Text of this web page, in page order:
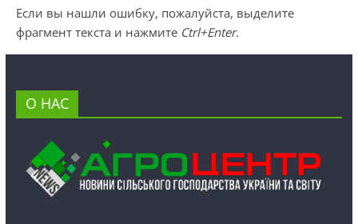
Если вы нашли ошибку, пожалуйста, выделите
фрагмент текста и нажмите Ctrl+Enter.
О НАС